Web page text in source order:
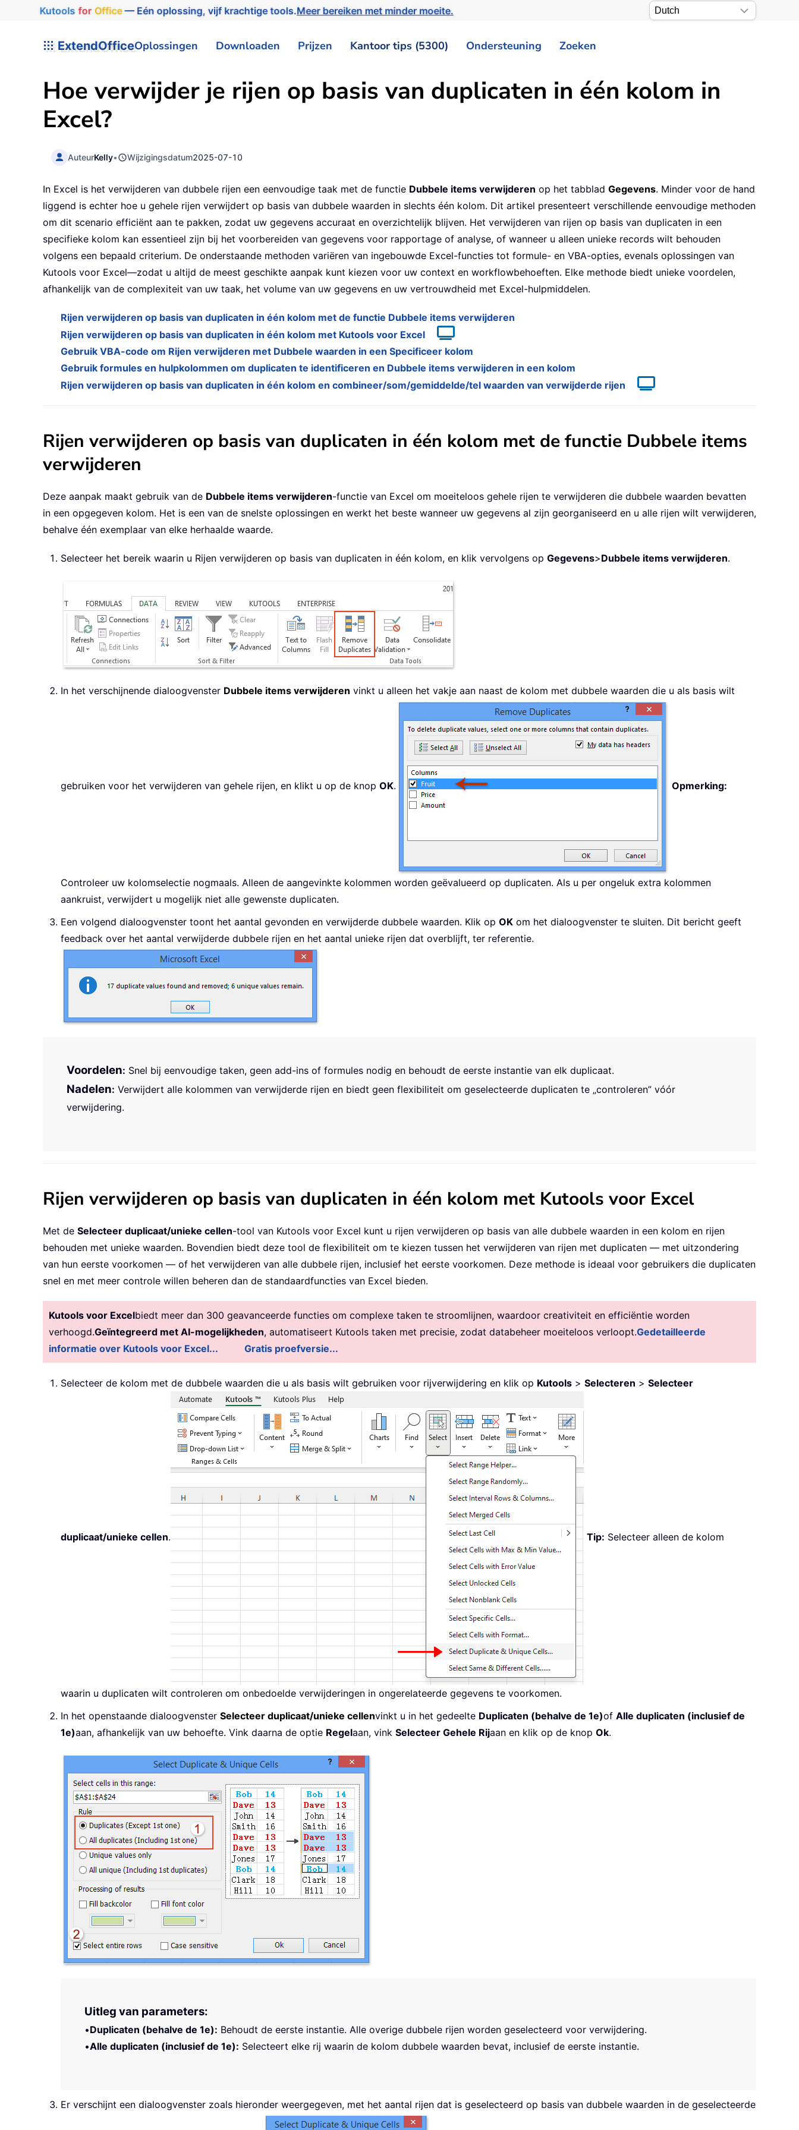
Kutools for Office— Eén oplossing, vijf krachtige tools.Meer bereiken met minder moeite.
ExtendOfficeOplossingen Downloaden Prijzen Kantoor tips (5300) Ondersteuning Zoeken
Hoe verwijder je rijen op basis van duplicaten in één kolom in
Excel?
AuteurKelly• Wijzigingsdatum2025-07-10
In Excel is het verwijderen van dubbele rijen een eenvoudige taak met de functie Dubbele items verwijderen op het tabblad Gegevens. Minder voor de hand
liggend is echter hoe u gehele rijen verwijdert op basis van dubbele waarden in slechts één kolom. Dit artikel presenteert verschillende eenvoudige methoden
om dit scenario efficiënt aan te pakken, zodat uw gegevens accuraat en overzichtelijk blijven. Het verwijderen van rijen op basis van duplicaten in een
specifieke kolom kan essentieel zijn bij het voorbereiden van gegevens voor rapportage of analyse, of wanneer u alleen unieke records wilt behouden
volgens een bepaald criterium. De onderstaande methoden variëren van ingebouwde Excel-functies tot formule- en VBA-opties, evenals oplossingen van
Kutools voor Excel—zodat u altijd de meest geschikte aanpak kunt kiezen voor uw context en workflowbehoeften. Elke methode biedt unieke voordelen,
afhankelijk van de complexiteit van uw taak, het volume van uw gegevens en uw vertrouwdheid met Excel-hulpmiddelen.
Rijen verwijderen op basis van duplicaten in één kolom met de functie Dubbele items verwijderen
Rijen verwijderen op basis van duplicaten in één kolom met Kutools voor Excel
Gebruik VBA-code om Rijen verwijderen met Dubbele waarden in een Specificeer kolom
Gebruik formules en hulpkolommen om duplicaten te identificeren en Dubbele items verwijderen in een kolom
Rijen verwijderen op basis van duplicaten in één kolom en combineer/som/gemiddelde/tel waarden van verwijderde rijen
Rijen verwijderen op basis van duplicaten in één kolom met de functie Dubbele items
verwijderen
Deze aanpak maakt gebruik van de Dubbele items verwijderen-functie van Excel om moeiteloos gehele rijen te verwijderen die dubbele waarden bevatten
in een opgegeven kolom. Het is een van de snelste oplossingen en werkt het beste wanneer uw gegevens al zijn georganiseerd en u alle rijen wilt verwijderen,
behalve één exemplaar van elke herhaalde waarde.
Selecteer het bereik waarin u Rijen verwijderen op basis van duplicaten in één kolom, en klik vervolgens op Gegevens>Dubbele items verwijderen.
In het verschijnende dialoogvenster Dubbele items verwijderen vinkt u alleen het vakje aan naast de kolom met dubbele waarden die u als basis wilt
gebruiken voor het verwijderen van gehele rijen, en klikt u op de knop OK. Opmerking:
Controleer uw kolomselectie nogmaals. Alleen de aangevinkte kolommen worden geëvalueerd op duplicaten. Als u per ongeluk extra kolommen
aankruist, verwijdert u mogelijk niet alle gewenste duplicaten.
Een volgend dialoogvenster toont het aantal gevonden en verwijderde dubbele waarden. Klik op OK om het dialoogvenster te sluiten. Dit bericht geeft
feedback over het aantal verwijderde dubbele rijen en het aantal unieke rijen dat overblijft, ter referentie.
Voordelen: Snel bij eenvoudige taken, geen add-ins of formules nodig en behoudt de eerste instantie van elk duplicaat.
Nadelen: Verwijdert alle kolommen van verwijderde rijen en biedt geen flexibiliteit om geselecteerde duplicaten te „controleren” vóór
verwijdering.
Rijen verwijderen op basis van duplicaten in één kolom met Kutools voor Excel
Met de Selecteer duplicaat/unieke cellen-tool van Kutools voor Excel kunt u rijen verwijderen op basis van alle dubbele waarden in een kolom en rijen
behouden met unieke waarden. Bovendien biedt deze tool de flexibiliteit om te kiezen tussen het verwijderen van rijen met duplicaten — met uitzondering
van hun eerste voorkomen — of het verwijderen van alle dubbele rijen, inclusief het eerste voorkomen. Deze methode is ideaal voor gebruikers die duplicaten
snel en met meer controle willen beheren dan de standaardfuncties van Excel bieden.
Kutools voor Excelbiedt meer dan 300 geavanceerde functies om complexe taken te stroomlijnen, waardoor creativiteit en efficiëntie worden
verhoogd.Geïntegreerd met AI-mogelijkheden, automatiseert Kutools taken met precisie, zodat databeheer moeiteloos verloopt.Gedetailleerde
informatie over Kutools voor Excel...
Gratis proefversie...
Selecteer de kolom met de dubbele waarden die u als basis wilt gebruiken voor rijverwijdering en klik op Kutools > Selecteren > Selecteer
duplicaat/unieke cellen. Tip: Selecteer alleen de kolom
waarin u duplicaten wilt controleren om onbedoelde verwijderingen in ongerelateerde gegevens te voorkomen.
In het openstaande dialoogvenster Selecteer duplicaat/unieke cellenvinkt u in het gedeelte Duplicaten (behalve de 1e)of Alle duplicaten (inclusief de
1e)aan, afhankelijk van uw behoefte. Vink daarna de optie Regelaan, vink Selecteer Gehele Rijaan en klik op de knop Ok.
Uitleg van parameters:
•Duplicaten (behalve de 1e): Behoudt de eerste instantie. Alle overige dubbele rijen worden geselecteerd voor verwijdering.
•Alle duplicaten (inclusief de 1e): Selecteert elke rij waarin de kolom dubbele waarden bevat, inclusief de eerste instantie.
Er verschijnt een dialoogvenster zoals hieronder weergegeven, met het aantal rijen dat is geselecteerd op basis van dubbele waarden in de geselecteerde